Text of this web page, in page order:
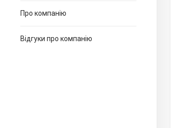
Про компанію
Відгуки про компанію